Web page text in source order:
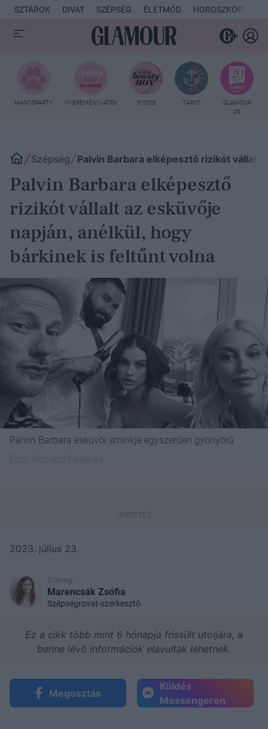
SZTÁROK DIVAT SZÉPSÉG ÉLETMÓD HOROSZKÓP
MANCSPARTY NYEREMÉNYJÁTÉK SYOSS TAROT
GLAMOUR
20
Szépség Palvin Barbara elképesztő rizikót vállalt
Palvin Barbara elképesztő
rizikót vállalt az esküvője
napján, anélkül, hogy
bárkinek is feltűnt volna
Palvin Barbara esküvői sminkje egyszerűen gyönyörű
2023. július 23.
Szöveg:
Marencsák Zsófia
Szépségrovat-szerkesztő
Ez a cikk több mint 6 hónapja frissült utoljára, a
benne lévő információk elavultak lehetnek.
Megosztás
Küldés
Messengeren